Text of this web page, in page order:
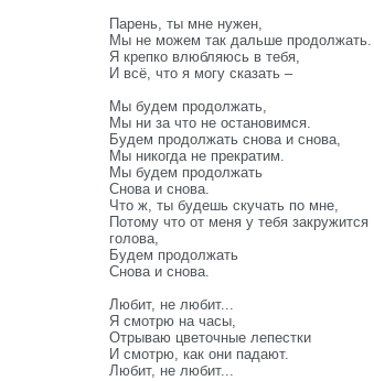
Парень, ты мне нужен,
Мы не можем так дальше продолжать.
Я крепко влюбляюсь в тебя,
И всё, что я могу сказать –
Мы будем продолжать,
Мы ни за что не остановимся.
Будем продолжать снова и снова,
Мы никогда не прекратим.
Мы будем продолжать
Снова и снова.
Что ж, ты будешь скучать по мне,
Потому что от меня у тебя закружится
голова,
Будем продолжать
Снова и снова.
Любит, не любит...
Я смотрю на часы,
Отрываю цветочные лепестки
И смотрю, как они падают.
Любит, не любит...